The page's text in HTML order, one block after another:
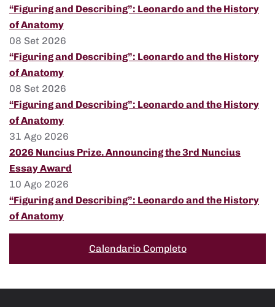
“Figuring and Describing”: Leonardo and the History
of Anatomy
08 Set 2026
“Figuring and Describing”: Leonardo and the History
of Anatomy
08 Set 2026
“Figuring and Describing”: Leonardo and the History
of Anatomy
31 Ago 2026
2026 Nuncius Prize. Announcing the 3rd Nuncius
Essay Award
10 Ago 2026
“Figuring and Describing”: Leonardo and the History
of Anatomy
Calendario Completo